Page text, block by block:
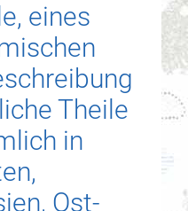
eines
Theile
in
Ost-